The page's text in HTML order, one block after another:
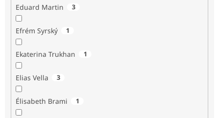
Eduard Martin 3
Efrém Syrský 1
Ekaterina Trukhan 1
Elias Vella 3
Élisabeth Brami 1